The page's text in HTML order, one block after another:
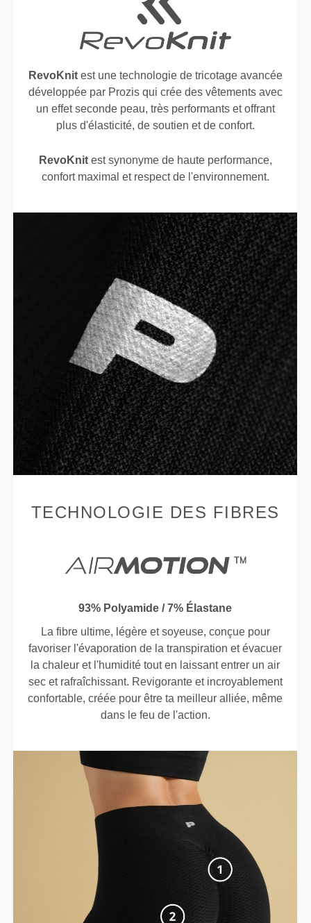
RevoKnitest une technologie de tricotage avancée
développée par Prozis qui crée des vêtements avec
un effet seconde peau, très performants et offrant
plus d'élasticité, de soutien et de confort.
RevoKnitest synonyme de haute performance,
confort maximal et respect de l'environnement.
TECHNOLOGIE DES FIBRES
93% Polyamide / 7% Élastane
La fibre ultime, légère et soyeuse, conçue pour
favoriser l'évaporation de la transpiration et évacuer
la chaleur et l'humidité tout en laissant entrer un air
sec et rafraîchissant. Revigorante et incroyablement
confortable, créée pour être ta meilleur alliée, même
dans le feu de l'action.